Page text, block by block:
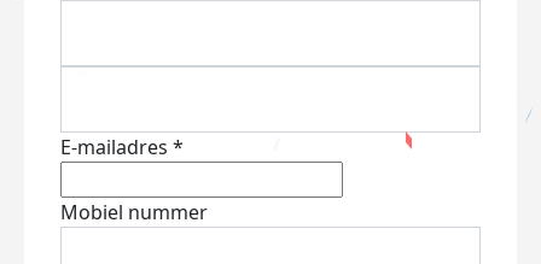
E-mailadres *
Mobiel nummer